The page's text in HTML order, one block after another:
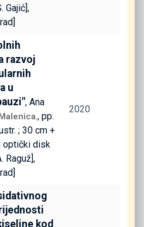
Gajić],
razvoj
u
, Ana
., pp.
; 30 cm +
optički disk
Raguž],
2020
kod